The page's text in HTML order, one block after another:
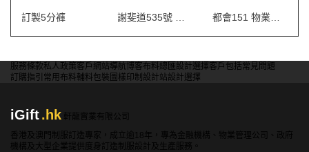
訂製5分褲
服務條款私人政策客戶 網站導航博客布料總匯設計選擇客戶包括常見問題
訂購指引 常用布料輔料包裝 圖樣印制 設計站設計選擇
iGift.hk
軒龍實業有限公司
香港及澳門制服訂造專家，成立逾18年，專為金融機構、物業管理公司、政府
機構及大型企業提供度身訂造制服設計及生產服務。